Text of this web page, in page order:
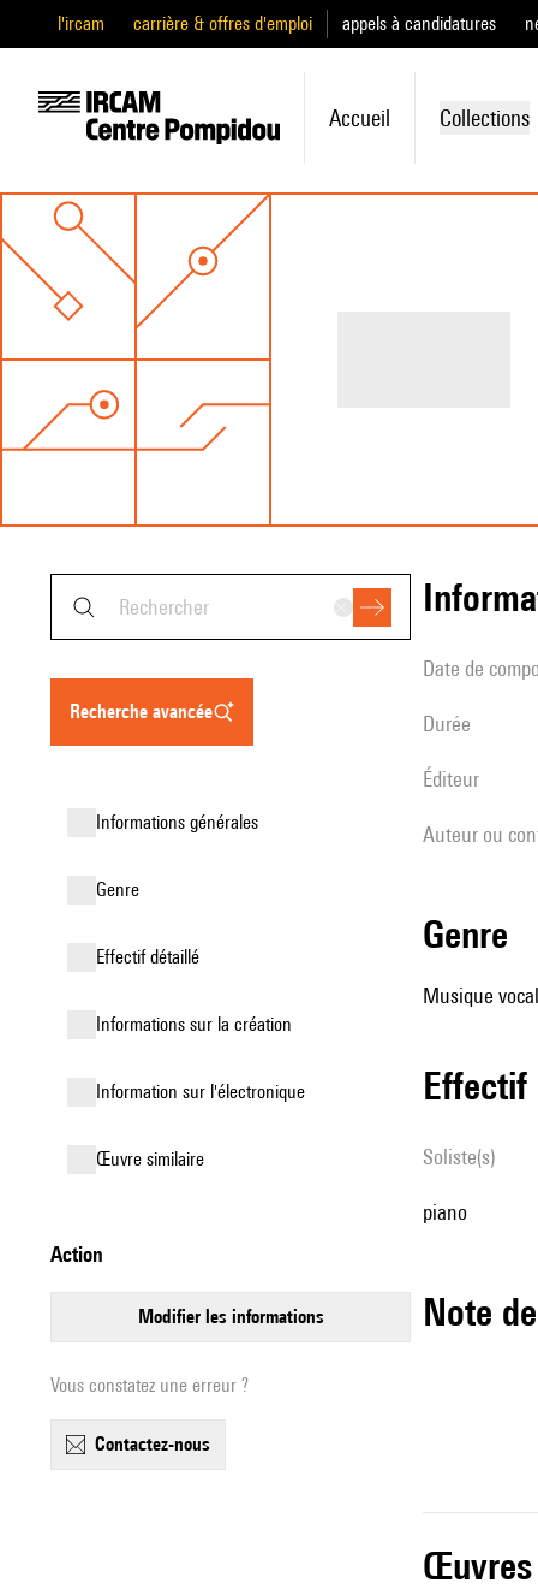
l'ircam carrière & offres d'emploi appels à candidatures
Accueil Collections
recherche avancée
informations générales
genre
effectif détaillé
informations sur la création
Information sur l'électronique
œuvre similaire
action
modifier les informations
Vous constatez une erreur ?
contactez-nous
date de
durée
éditeur
Auteur ou
genre
Musique
Soliste(s)
piano
Note